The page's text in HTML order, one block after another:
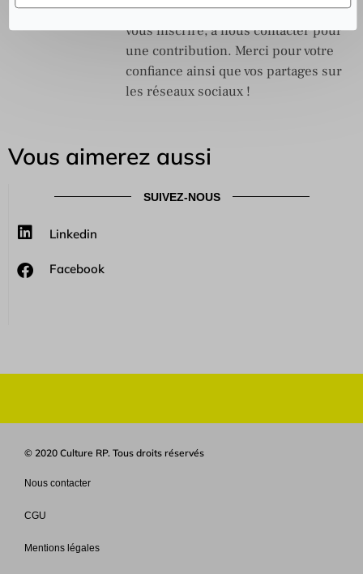
aux Journalistes… N’hésitez pas à
vous inscrire, à nous contacter pour
une contribution. Merci pour votre
confiance ainsi que vos partages sur
les réseaux sociaux !
Vous aimerez aussi
SUIVEZ-NOUS
Linkedin
Facebook
© 2020 Culture RP. Tous droits réservés
Nous contacter
CGU
Mentions légales